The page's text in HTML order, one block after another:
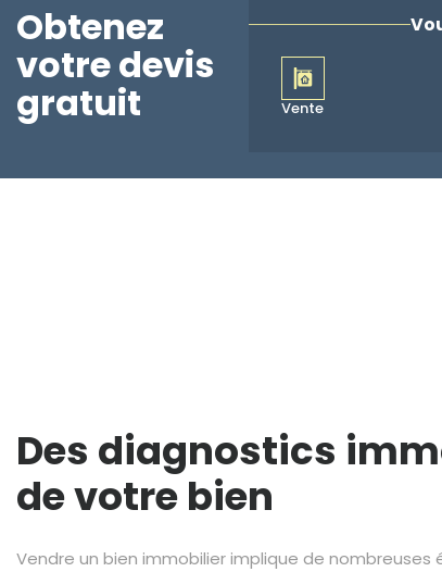
Obtenez
votre devis
gratuit Vente
Des diagnostics
de votre bien
Vendre un bien immobilier implique de